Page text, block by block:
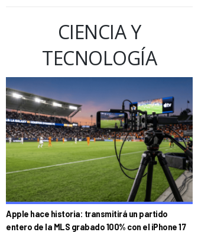
CIENCIA Y
TECNOLOGÍA
Apple hace historia: transmitirá un partido
entero de la MLS grabado 100% con el iPhone 17